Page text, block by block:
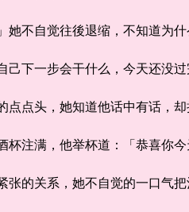
自觉往後退缩，不知道为什
下一步会干什么，今天还没过
头，她知道他话中有话，却
注满，他举杯道：「恭喜你今
的关系，她不自觉的一口气把